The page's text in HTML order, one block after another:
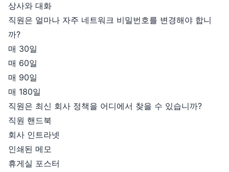
상사와 대화
직원은 얼마나 자주 네트워크 비밀번호를 변경해야 합니
까?
매 30일
매 60일
매 90일
매 180일
직원은 최신 회사 정책을 어디에서 찾을 수 있습니까?
직원 핸드북
회사 인트라넷
인쇄된 메모
휴게실 포스터